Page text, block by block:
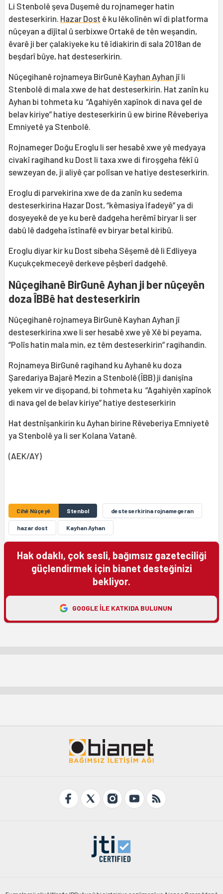
Li Stenbolê şeva Duşemê du rojnameger hatin
desteserkirin. Hazar Dost ê ku lêkolînên wî di platforma
nûçeyan a dîjîtal û serbixwe Ortakê de tên weşandin,
êvarê ji ber çalakiyeke ku tê îdiakirin di sala 2018an de
beşdarî bûye, hat desteserkirin.
Nûçegihanê rojnameya BirGunê Kayhan Ayhan jî li
Stenbolê di mala xwe de hat desteserkirin. Hat zanîn ku
Ayhan bi tohmeta ku “Agahiyên xapînok di nava gel de
belav kiriye” hatiye desteserkirin û ew birine Rêveberiya
Emniyetê ya Stenbolê.
Rojnameger Doğu Eroglu li ser hesabê xwe yê medyaya
civakî ragihand ku Dost li taxa xwe di firoşgeha fêkî û
sewzeyan de, ji aliyê çar polîsan ve hatiye desteserkirin.
Eroglu di parvekirina xwe de da zanîn ku sedema
desteserkirina Hazar Dost, “kêmasiya îfadeyê” ya di
dosyeyekê de ye ku berê dadgeha herêmî biryar li ser
dabû lê dadgeha îstînafê ev biryar betal kiribû.
Eroglu diyar kir ku Dost sibeha Sêşemê dê li Edliyeya
Kuçukçekmeceyê derkeve pêşberî dadgehê.
Nûçegihanê BirGunê Ayhan ji ber nûçeyên
doza ÎBBê hat desteserkirin
Nûçegihanê rojnameya BirGunê Kayhan Ayhan jî
desteserkirina xwe li ser hesabê xwe yê Xê bi peyama,
“Polîs hatin mala min, ez têm desteserkirin” ragihandin.
Rojnameya BirGunê ragihand ku Ayhanê ku doza
Şaredariya Bajarê Mezin a Stenbolê (ÎBB) ji danişîna
yekem vir ve dişopand, bi tohmeta ku “Agahiyên xapînok
di nava gel de belav kiriye” hatiye desteserkirin
Hat destnîşankirin ku Ayhan birine Rêveberiya Emniyetê
ya Stenbolê ya li ser Kolana Vatanê.
(AEK/AY)
Cihê Nûçeyê Stenbol desteserkirina rojnamegeran
hazar dost Kayhan Ayhan
Hak odaklı, çok sesli, bağımsız gazeteciliği
güçlendirmek için bianet desteğinizi
bekliyor.
GOOGLE ILE KATKIDA BULUNUN